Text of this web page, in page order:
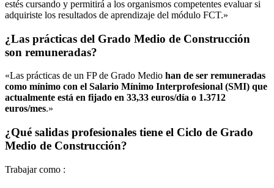
estés cursando y permitirá a los organismos competentes evaluar si
adquiriste los resultados de aprendizaje del módulo FCT.»
¿Las prácticas del Grado Medio de Construcción
son remuneradas?
«Las prácticas de un FP de Grado Medio han de ser remuneradas
como mínimo con el Salario Mínimo Interprofesional (SMI) que
actualmente está en fijado en 33,33 euros/día o 1.3712
euros/mes.»
¿Qué salidas profesionales tiene el Ciclo de Grado
Medio de Construcción?
Trabajar como :